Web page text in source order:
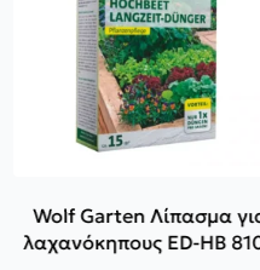
Wolf Garten Λίπασμα
λαχανόκηπους ED-HB